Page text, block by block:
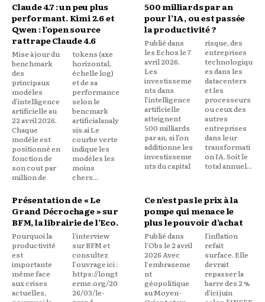
Claude 4.7 : un peu plus
performant. Kimi 2.6 et
Qwen : l’open source
rattrape Claude 4.6
Mise à jour du
benchmark
des
principaux
modéles
d’intelligence
artificielle au
22 avril 2026.
Chaque
modéle est
positionné en
fonction de
son cout par
million de
tokens (axe
horizontal,
échelle log)
et de sa
performance
selon le
bencmark
artificialanaly
sis.ai Le
courbe verte
indique les
modéles les
moins
chers...
500 milliards par an
pour l’IA, ou est passée
la productivité ?
Publié dans
les Echos le 7
avril 2026.
Les
investisseme
nts dans
l’intelligence
artificielle
atteignent
500 milliards
par an, si l’on
additionne les
investisseme
nts du capital
risque, des
entreprises
technologiqu
es dans les
datacenters
et les
processeurs
ou ceux des
autres
entreprises
dans leur
transformati
on IA. Soit le
total annuel...
Présentation de « Le
Grand Décrochage » sur
BFM, la librairie de l’Eco.
Pourquoi la
productivité
est
importante
même face
aux crises
actuelles,
l'interview
sur BFM et
consultez
l'ouvrage ici :
https://longt
erme.org/20
26/03/le-
Ce n’est pas le prix à la
pompe qui menace le
plus le pouvoir d’achat
Publié dans
l'Obs le 2 avril
2026 Avec
l'embraseme
nt
géopolitique
au Moyen-
l'inflation
refait
surface. Elle
devrait
repasser la
barre des 2 %
d'ici juin